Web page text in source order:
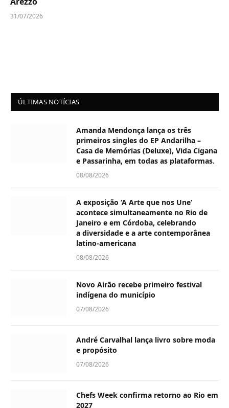
31/07/2026
ÚLTIMAS NOTÍCIAS
Amanda Mendonça lança os três
primeiros singles do EP Andarilha –
Casa de Memórias (Deluxe), Vida Cigana
e Passarinha, em todas as plataformas.
08/08/2026
A exposição ‘A Arte que nos Une’
acontece simultaneamente no Rio de
Janeiro e em Córdoba, celebrando
a diversidade e a arte contemporânea
latino-americana
08/08/2026
Novo Airão recebe primeiro festival
indígena do município
07/08/2026
André Carvalhal lança livro sobre moda
e propósito
07/08/2026
Chefs Week confirma retorno ao Rio em
2027